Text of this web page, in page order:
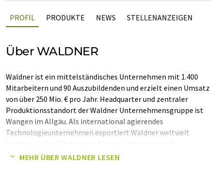
PROFIL PRODUKTE NEWS STELLENANZEIGEN
Über WALDNER
Waldner ist ein mittelständisches Unternehmen mit 1.400
Mitarbeitern und 90 Auszubildenden und erzielt einen Umsatz
von über 250 Mio. € pro Jahr. Headquarter und zentraler
Produktionsstandort der Waldner Unternehmensgruppe ist
Wangen im Allgäu. Als international agierendes
Technologieunternehmen exportiert Waldner weltweit
kundenspezifischen Anforderungen.
MEHR ÜBER WALDNER LESEN